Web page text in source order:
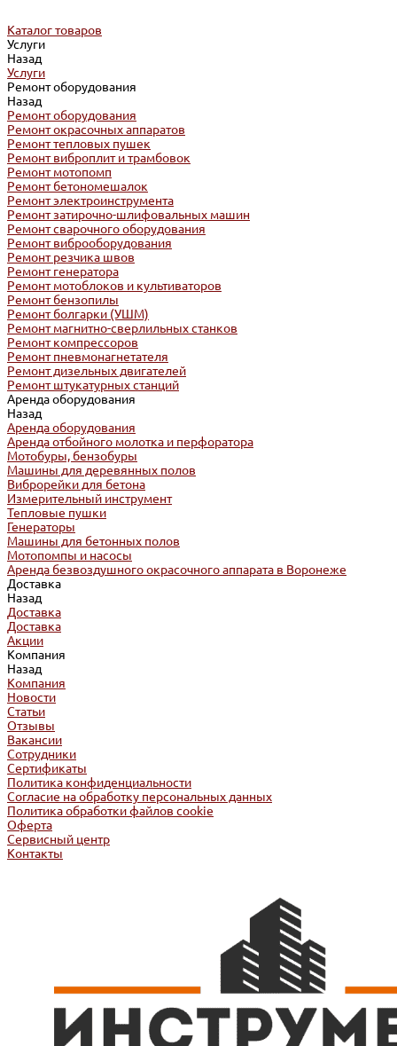
Каталог товаров
Услуги
Назад
Услуги
Ремонт оборудования
Назад
Ремонт оборудования
Ремонт окрасочных аппаратов
Ремонт тепловых пушек
Ремонт виброплит и трамбовок
Ремонт мотопомп
Ремонт бетономешалок
Ремонт электроинструмента
Ремонт затирочно-шлифовальных машин
Ремонт сварочного оборудования
Ремонт виброоборудования
Ремонт резчика швов
Ремонт генератора
Ремонт мотоблоков и культиваторов
Ремонт бензопилы
Ремонт болгарки (УШМ)
Ремонт магнитно-сверлильных станков
Ремонт компрессоров
Ремонт пневмонагнетателя
Ремонт дизельных двигателей
Ремонт штукатурных станций
Аренда оборудования
Назад
Аренда оборудования
Аренда отбойного молотка и перфоратора
Мотобуры, бензобуры
Машины для деревянных полов
Виброрейки для бетона
Измерительный инструмент
Тепловые пушки
Генераторы
Машины для бетонных полов
Мотопомпы и насосы
Аренда безвоздушного окрасочного аппарата в Воронеже
Доставка
Назад
Доставка
Доставка
Акции
Компания
Назад
Компания
Новости
Статьи
Отзывы
Вакансии
Сотрудники
Сертификаты
Политика конфиденциальности
Согласие на обработку персональных данных
Политика обработки файлов cookie
Оферта
Сервисный центр
Контакты